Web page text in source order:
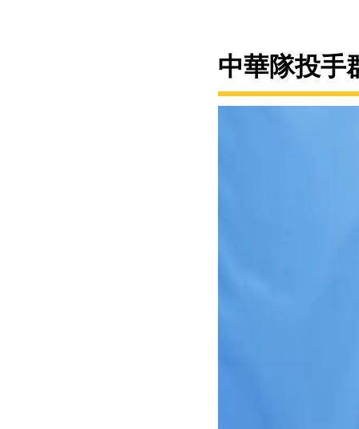
中華隊投手